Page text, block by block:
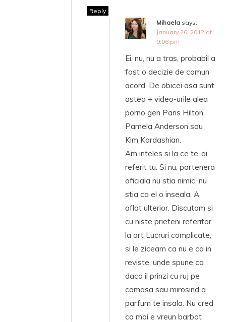
Reply
Mihaela says:
January 26, 2012 at
9:06 pm
Ei, nu, nu a tras, probabil a
fost o decizie de comun
acord. De obicei asa sunt
astea + video-urile alea
porno gen Paris Hilton,
Pamela Anderson sau
Kim Kardashian.
Am inteles si la ce te-ai
referit tu. Si nu, partenera
oficiala nu stia nimic, nu
stia ca el o inseala. A
aflat ulterior. Discutam si
cu niste prieteni referitor
la art Lucruri complicate,
si le ziceam ca nu e ca in
reviste, unde spune ca
daca il prinzi cu ruj pe
camasa sau mirosind a
parfum te insala. Nu cred
ca mai e vreun barbat